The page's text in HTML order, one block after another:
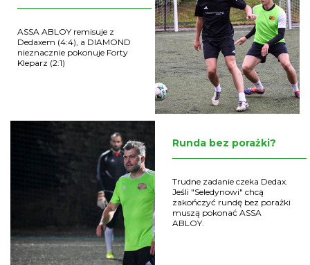
ASSA ABLOY remisuje z
Dedaxem (4:4), a DIAMOND
nieznacznie pokonuje Forty
Kleparz (2:1)
Runda bez porażki?
Trudne zadanie czeka Dedax.
Jeśli "Seledynowi" chcą
zakończyć rundę bez porażki
muszą pokonać ASSA
ABLOY.